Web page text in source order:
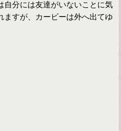
自分には友達がいないことに気
ますが、カービーは外へ出てゆ